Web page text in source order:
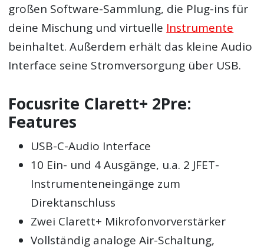
großen Software-Sammlung, die Plug-ins für
deine Mischung und virtuelle Instrumente
beinhaltet. Außerdem erhält das kleine Audio
Interface seine Stromversorgung über USB.
Focusrite Clarett+ 2Pre:
Features
USB-C-Audio Interface
10 Ein- und 4 Ausgänge, u.a. 2 JFET-
Instrumenteneingänge zum
Direktanschluss
Zwei Clarett+ Mikrofonvorverstärker
Vollständig analoge Air-Schaltung,